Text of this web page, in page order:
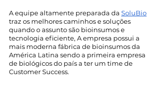
A equipe altamente preparada da SoluBio
traz os melhores caminhos e soluções
quando o assunto são bioinsumos e
tecnologia eficiente, A empresa possui a
mais moderna fábrica de bioinsumos da
América Latina sendo a primeira empresa
de biológicos do país a ter um time de
Customer Success.